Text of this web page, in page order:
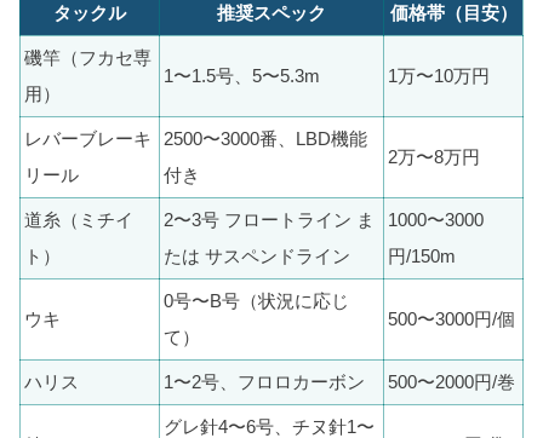
タックル 推奨スペック 価格帯（目安）
磯竿（フカセ専
用）
1〜1.5号、5〜5.3m 1万〜10万円
レバーブレーキ
リール
2500〜3000番、LBD機能
付き
2万〜8万円
道糸（ミチイ
ト）
2〜3号 フロートライン ま
たは サスペンドライン
1000〜3000
円/150m
ウキ
0号〜B号（状況に応じ
て）
500〜3000円/個
ハリス 1〜2号、フロロカーボン 500〜2000円/巻
グレ針4〜6号、チヌ針1〜